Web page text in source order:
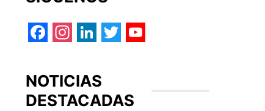
NOTICIAS
DESTACADAS